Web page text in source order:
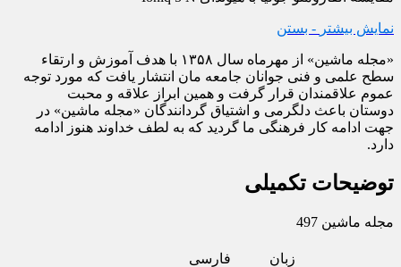
نمایش بیشتر - بستن
«مجله ماشین» از مهرماه سال ۱۳۵۸ با هدف آموزش و ارتقاء
سطح علمی و فنی جوانان جامعه مان انتشار یافت که مورد توجه
عموم علاقمندان قرار گرفت و همین ابراز علاقه و محبت
دوستان باعث دلگرمی و اشتیاق گردانندگان «مجله ماشین» در
جهت ادامه کار فرهنگی ما گردید که به لطف خداوند هنوز ادامه
دارد.
توضیحات تکمیلی
مجله ماشین 497
زبان فارسی